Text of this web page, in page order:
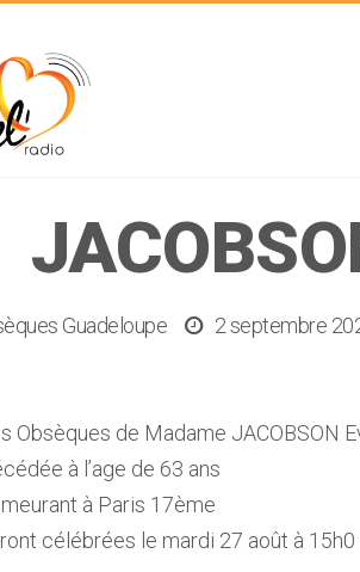
Guadeloupe 2 septembre
Obsèques de Madame JACOBSON
à l’age de 63 ans
à Paris 17ème
célébrées le mardi 27 août à 15h0